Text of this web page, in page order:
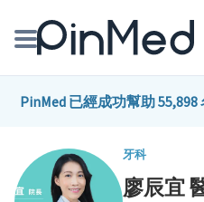
線上預約醫師、院所
醫師專欄專訪
健康主題館
PinMed 已經成功幫助
牙科
廖辰宜